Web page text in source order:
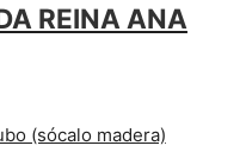
REINA ANA